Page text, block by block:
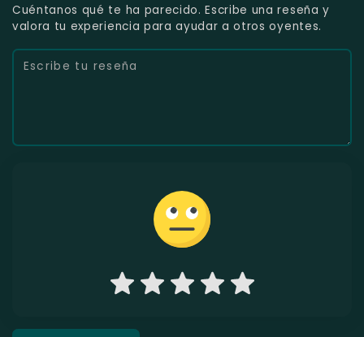
Cuéntanos qué te ha parecido. Escribe una reseña y
valora tu experiencia para ayudar a otros oyentes.